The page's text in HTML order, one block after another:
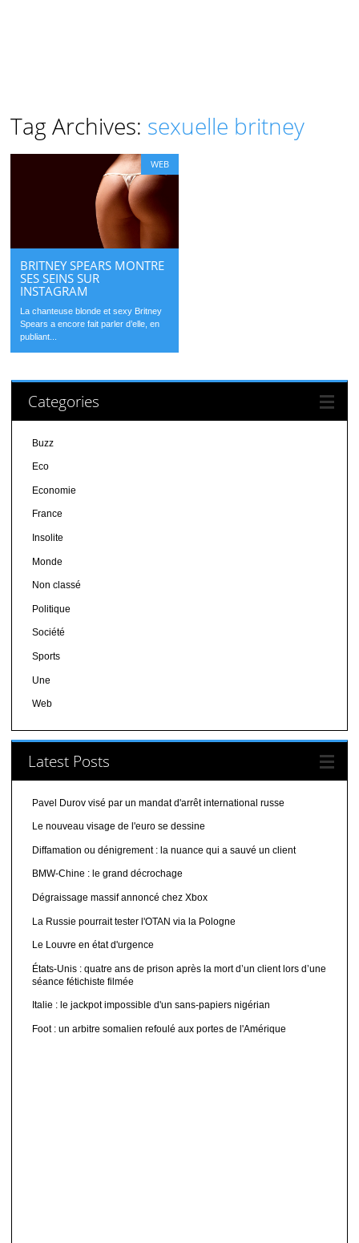
Tag Archives: sexuelle britney
WEB
BRITNEY SPEARS MONTRE
SES SEINS SUR
INSTAGRAM
La chanteuse blonde et sexy Britney
Spears a encore fait parler d’elle, en
publiant...
Categories
Buzz
Eco
Economie
France
Insolite
Monde
Non classé
Politique
Société
Sports
Une
Web
Latest Posts
Pavel Durov visé par un mandat d'arrêt international russe
Le nouveau visage de l'euro se dessine
Diffamation ou dénigrement : la nuance qui a sauvé un client
BMW-Chine : le grand décrochage
Dégraissage massif annoncé chez Xbox
La Russie pourrait tester l'OTAN via la Pologne
Le Louvre en état d'urgence
États-Unis : quatre ans de prison après la mort d’un client lors d’une
séance fétichiste filmée
Italie : le jackpot impossible d'un sans-papiers nigérian
Foot : un arbitre somalien refoulé aux portes de l'Amérique